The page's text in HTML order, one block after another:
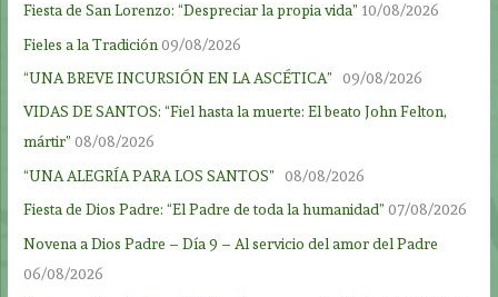
Fiesta de San Lorenzo: “Despreciar la propia vida” 10/08/2026
Fieles a la Tradición 09/08/2026
“UNA BREVE INCURSIÓN EN LA ASCÉTICA”
09/08/2026
VIDAS DE SANTOS: “Fiel hasta la muerte: El beato John Felton,
mártir” 08/08/2026
“UNA ALEGRÍA PARA LOS SANTOS”
08/08/2026
Fiesta de Dios Padre: “El Padre de toda la humanidad” 07/08/2026
Novena a Dios Padre – Día 9 – Al servicio del amor del Padre
06/08/2026